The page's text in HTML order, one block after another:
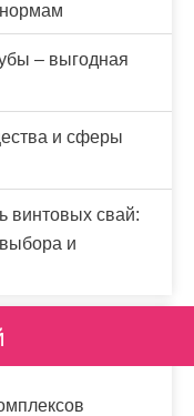
– выгодная
и сферы
винтовых свай:
и